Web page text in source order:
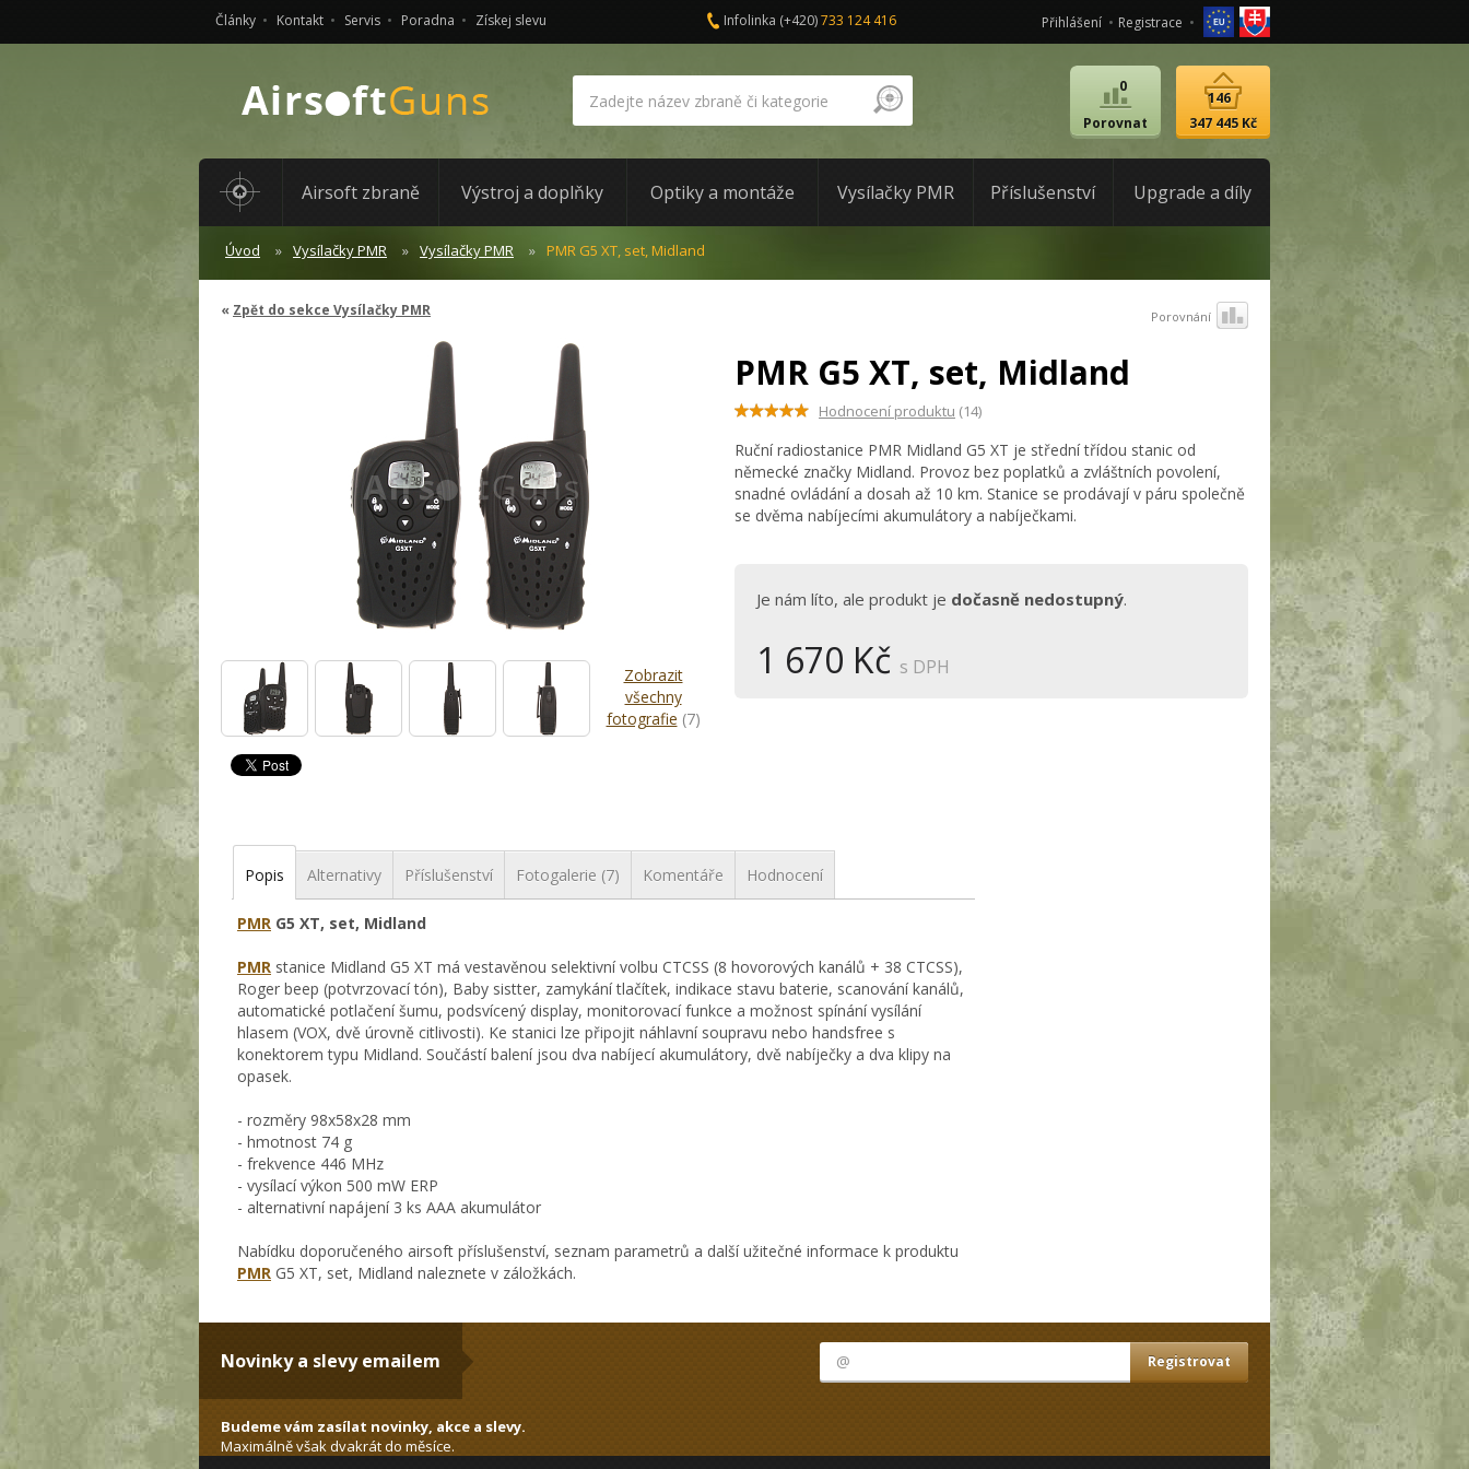
Články Kontakt Servis Poradna Získej slevu Infolinka (+420)733 124 416 Přihlášení Registrace
Porovnat
0
347 445 Kč
146
Airsoft zbraně Výstroj a doplňky Optiky a montáže Vysílačky PMR Příslušenství Upgrade a díly
Úvod Vysílačky PMR Vysílačky PMR PMR G5 XT, set, Midland
Zpět do sekce Vysílačky PMR Porovnání
Zobrazit
všechny
fotografie (7)
PMR G5 XT, set, Midland
Hodnocení produktu (14)
Ruční radiostanice PMR Midland G5 XT je střední třídou stanic od
německé značky Midland. Provoz bez poplatků a zvláštních povolení,
snadné ovládání a dosah až 10 km. Stanice se prodávají v páru společně
se dvěma nabíjecími akumulátory a nabíječkami.
Je nám líto, ale produkt je dočasně nedostupný.
1 670 Kč s DPH
Popis Alternativy Příslušenství Fotogalerie (7) Komentáře Hodnocení
PMR G5 XT, set, Midland
PMR stanice Midland G5 XT má vestavěnou selektivní volbu CTCSS (8 hovorových kanálů + 38 CTCSS),
Roger beep (potvrzovací tón), Baby sistter, zamykání tlačítek, indikace stavu baterie, scanování kanálů,
automatické potlačení šumu, podsvícený display, monitorovací funkce a možnost spínání vysílání
hlasem (VOX, dvě úrovně citlivosti). Ke stanici lze připojit náhlavní soupravu nebo handsfree s
konektorem typu Midland. Součástí balení jsou dva nabíjecí akumulátory, dvě nabíječky a dva klipy na
opasek.
- rozměry 98x58x28 mm
- hmotnost 74 g
- frekvence 446 MHz
- vysílací výkon 500 mW ERP
- alternativní napájení 3 ks AAA akumulátor
Nabídku doporučeného airsoft příslušenství, seznam parametrů a další užitečné informace k produktu
PMR G5 XT, set, Midland naleznete v záložkách.
Novinky a slevy emailem
Budeme vám zasílat novinky, akce a slevy.
Maximálně však dvakrát do měsíce.